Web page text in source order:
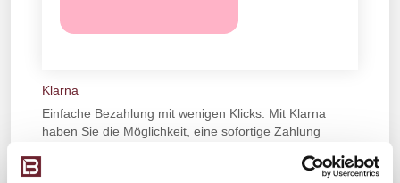
Klarna
Einfache Bezahlung mit wenigen Klicks: Mit Klarna
haben Sie die Möglichkeit, eine sofortige Zahlung
Guthaben nutzen oder die Zahlung per Rechnung,